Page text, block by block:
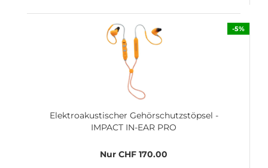
-5%
Elektroakustischer Gehörschutzstöpsel -
IMPACT IN-EAR PRO
Nur CHF 170.00